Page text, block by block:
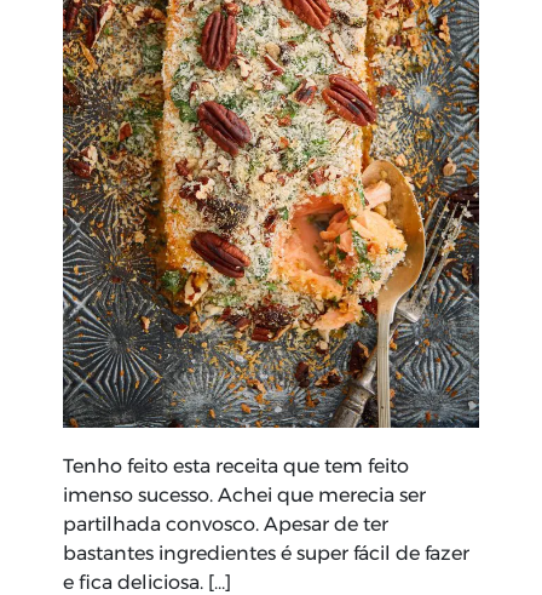
Tenho feito esta receita que tem feito
imenso sucesso. Achei que merecia ser
partilhada convosco. Apesar de ter
bastantes ingredientes é super fácil de fazer
e fica deliciosa. […]